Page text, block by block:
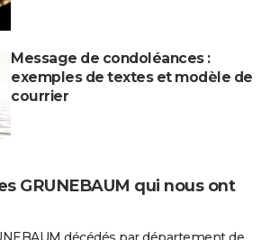
Message de condoléances :
exemples de textes et modèle de
courrier
GRUNEBAUM qui nous ont